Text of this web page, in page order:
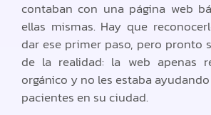
contaban con una página web
ellas mismas. Hay que
dar ese primer paso, pero pronto
de la realidad: la web apenas
orgánico y no les estaba
pacientes en su ciudad.